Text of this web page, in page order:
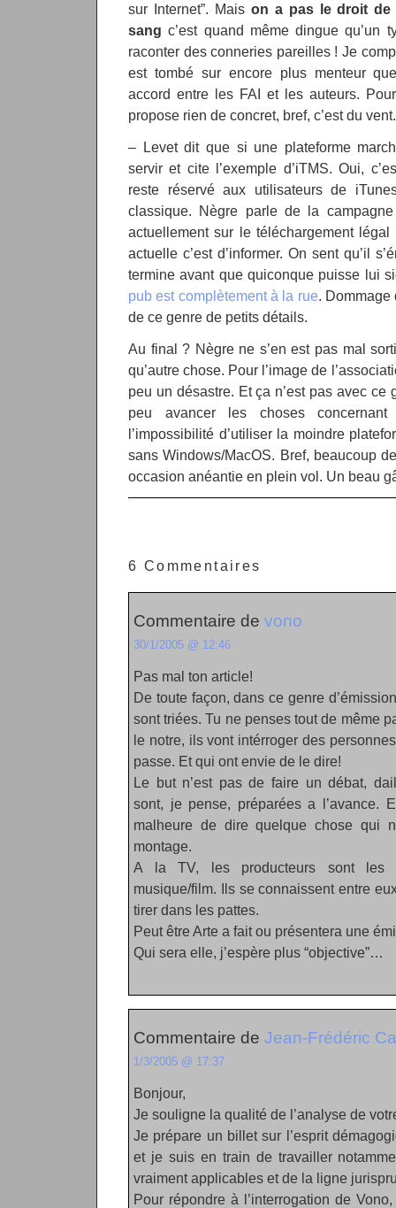
sur Internet”. Mais on a pas le droit de
sang c’est quand même dingue qu’un
raconter des conneries pareilles ! Je
est tombé sur encore plus menteur
accord entre les FAI et les auteurs.
propose rien de concret, bref, c’est du vent.
– Levet dit que si une plateforme
servir et cite l’exemple d’iTMS. Oui,
reste réservé aux utilisateurs de
classique. Nègre parle de la
actuellement sur le téléchargement
actuelle c’est d’informer. On sent qu’il
termine avant que quiconque puisse lui
pub est complètement à la rue.
de ce genre de petits détails.
Au final ? Nègre ne s’en est pas mal
qu’autre chose. Pour l’image de
peu un désastre. Et ça n’est pas avec ce
peu avancer les choses
l’impossibilité d’utiliser la moindre
sans Windows/MacOS. Bref, beaucoup
occasion anéantie en plein vol. Un beau
6 Commentaires
Commentaire de vono
30/1/2005 @ 12:46
Pas mal ton article!
De toute façon, dans ce genre
sont triées. Tu ne penses tout de même
le notre, ils vont intérroger des
passe. Et qui ont envie de le dire!
Le but n’est pas de faire un débat,
sont, je pense, préparées a l’avance.
malheure de dire quelque chose qui
montage.
A la TV, les producteurs sont les
musique/film. Ils se connaissent entre
tirer dans les pattes.
Peut être Arte a fait ou présentera une
Qui sera elle, j’espère plus “objective”…
Commentaire de Jean-Frédéric
1/3/2005 @ 17:37
Bonjour,
Je souligne la qualité de l’analyse de
Je prépare un billet sur l’esprit
et je suis en train de travailler
vraiment applicables et de la ligne
Pour répondre à l’interrogation de